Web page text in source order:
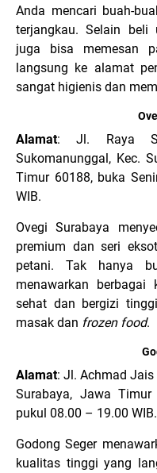
Anda mencari buah-
terjangkau. Selain beli
juga bisa memesan
langsung ke alamat
sangat higienis dan
Alamat: Jl. Raya
Sukomanunggal, Kec.
Timur 60188, buka
WIB.
Ovegi Surabaya
premium dan seri
petani. Tak hanya
menawarkan
sehat dan bergizi
masak dan frozen food.
Alamat: Jl. Achmad Jais
Surabaya, Jawa
pukul 08.00 – 19.00 WIB.
Godong Seger
kualitas tinggi yang